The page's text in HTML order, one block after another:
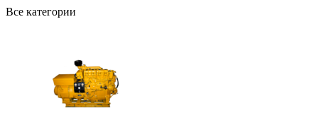
Все категории